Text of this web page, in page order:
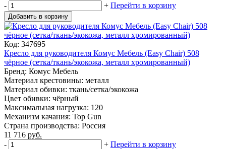
- + Перейти в корзину
Добавить в корзину
Код: 347695
Кресло для руководителя Комус Мебель (Easy Chair) 508
чёрное (сетка/ткань/экокожа, металл хромированный)
Бренд: Комус Мебель
Материал крестовины: металл
Материал обивки: ткань/сетка/экокожа
Цвет обивки: чёрный
Максимальная нагрузка: 120
Механизм качания: Top Gun
Страна производства: Россия
11 716 руб.
-
+ Перейти в корзину